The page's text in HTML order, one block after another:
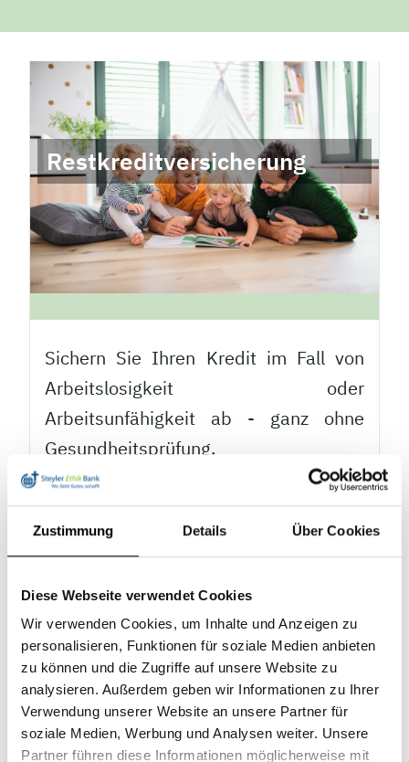
Zustimmung Details Über Cookies
Diese Webseite verwendet Cookies
Wir verwenden Cookies, um Inhalte und Anzeigen zu
personalisieren, Funktionen für soziale Medien anbieten
zu können und die Zugriffe auf unsere Website zu
analysieren. Außerdem geben wir Informationen zu Ihrer
Verwendung unserer Website an unsere Partner für
soziale Medien, Werbung und Analysen weiter. Unsere
Partner führen diese Informationen möglicherweise mit
Restkreditversicherung
Sichern Sie Ihren Kredit im Fall von
Arbeitslosigkeit oder
Arbeitsunfähigkeit ab - ganz ohne
Gesundheitsprüfung.
Jetzt beraten lassen
Mietkautionsbürgschaft